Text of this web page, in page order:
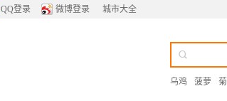
QQ登录 微博登录 城市大全
乌鸡 菠萝